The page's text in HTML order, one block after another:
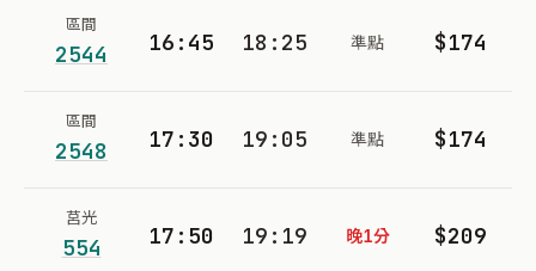
區間
2544 16:45 18:25 準點 $174
區間
2548 17:30 19:05 準點 $174
莒光
554 17:50 19:19 晚1分 $209